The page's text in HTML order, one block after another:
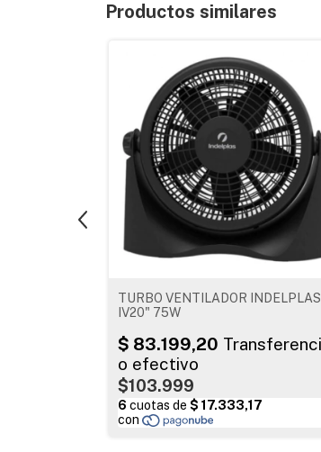
Productos similares
TURBO VENTILADOR INDELPLAS
IV20" 75W
$103.999